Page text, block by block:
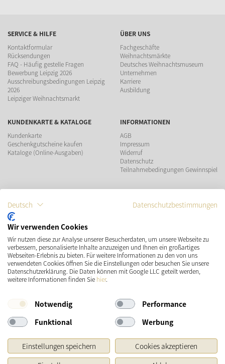
SERVICE & HILFE
Kontaktformular
Rücksendungen
FAQ - Häufig gestelle Fragen
Bewerbung Leipzig 2026
Ausschreibungsbedingungen Leipzig
2026
Leipziger Weihnachtsmarkt
ÜBER UNS
Fachgeschäfte
Weihnachtsmärkte
Deutsches Weihnachtsmuseum
Unternehmen
Karriere
Ausbildung
KUNDENKARTE & KATALOGE
Kundenkarte
Geschenkgutscheine kaufen
Kataloge (Online-Ausgaben)
INFORMATIONEN
AGB
Impressum
Widerruf
Datenschutz
Teilnahmebedingungen Gewinnspiel
VERSAND SOCIAL MEDIA
* Preisangaben inkl. gesetzl. MwSt. und zzgl.Versandkosten
Ursprünglicher Preis des Händlers, Unverbindliche Preisempfehlung des Herstellers
Deutsch Datenschutzbestimmungen
Wir verwenden Cookies
Wir nutzen diese zur Analyse unserer Besucherdaten, um unsere Webseite zu
verbessern, personalisierte Inhalte anzuzeigen und Ihnen ein großartiges
Webseiten-Erlebnis zu bieten. Für weitere Informationen zu den von uns
verwendeten Cookies öffnen Sie die Einstellungen oder besuchen Sie unsere
Datenschutzerklärung. Die Daten können mit Google LLC geteilt werden,
weitere Informationen finden Sie hier.
Notwendig
Performance
Funktional
Werbung
Einstellungen speichern
Cookies akzeptieren